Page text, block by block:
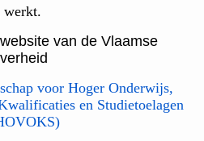
werkt.
van de Vlaamse
voor Hoger Onderwijs,
en Studietoelagen